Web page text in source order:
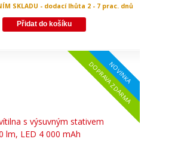
SKLADU - dodací lhůta 2 - 7 prac. dnů
Přidat do košíku
NOVINKA
DOPRAVA ZDARMA